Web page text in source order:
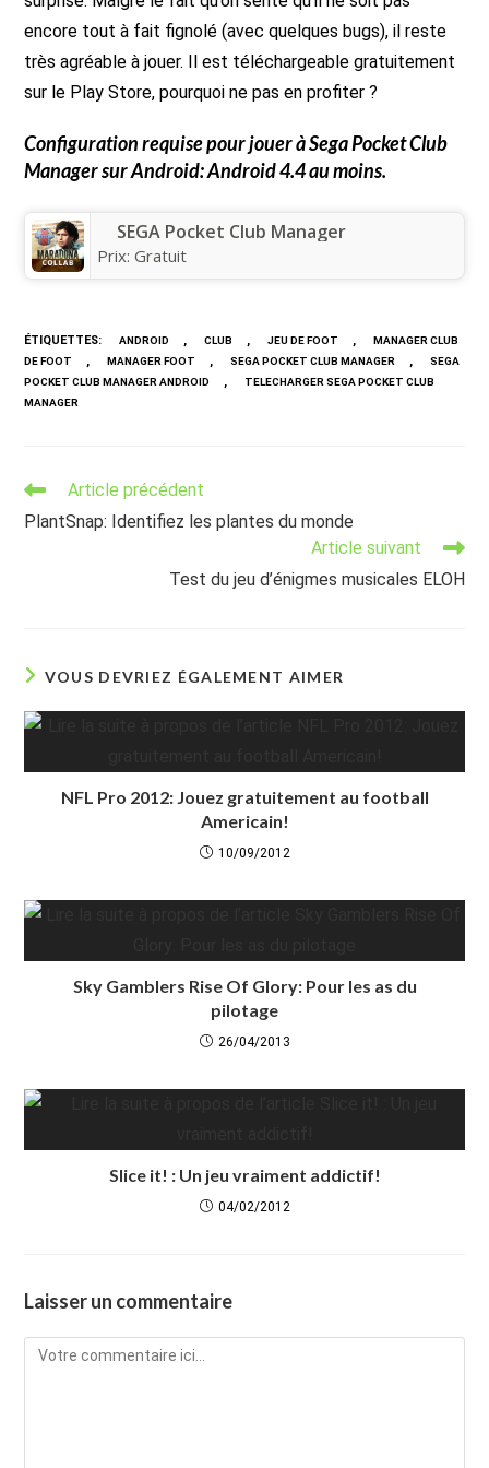
encore tout à fait fignolé (avec quelques bugs), il reste
très agréable à jouer. Il est téléchargeable gratuitement
sur le Play Store, pourquoi ne pas en profiter ?
Configuration requise pour jouer àSega Pocket Club
Managersur Android: Android 4.4 au moins.
SEGA Pocket Club Manager
Prix:Gratuit
ÉTIQUETTES: ANDROID , CLUB , JEU DE FOOT ,
MANAGER CLUB
DE FOOT
, MANAGER FOOT , SEGA POCKET CLUB MANAGER ,
SEGA
POCKET CLUB MANAGER ANDROID
,
TELECHARGER SEGA POCKET CLUB
MANAGER
Read
articles
Article précédent
PlantSnap: Identifiez les plantes du monde
Article suivant
Test du jeu d’énigmes musicales ELOH
VOUS DEVRIEZ ÉGALEMENT AIMER
NFL Pro 2012: Jouez gratuitement au football
Americain!
10/09/2012
Sky Gamblers Rise Of Glory: Pour les as du
pilotage
26/04/2013
Slice it! : Un jeu vraiment addictif!
04/02/2012
Laisser un commentaire
Comment